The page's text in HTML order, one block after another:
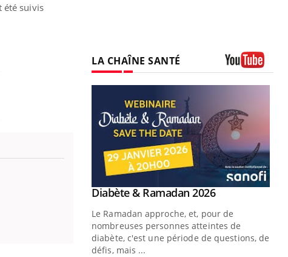
été suivis
LA CHAÎNE SANTÉ
Youtube
Diabète & Ramadan 2026Youtube
Le Ramadan approche, et, pour de
nombreuses personnes atteintes de
diabète, c'est une période de questions, de
défis, mais ...